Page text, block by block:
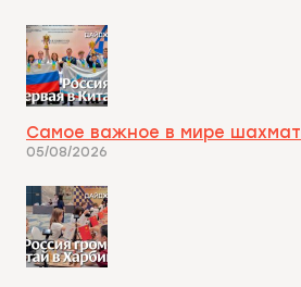
Самое важное в мире шахмат
05/08/2026